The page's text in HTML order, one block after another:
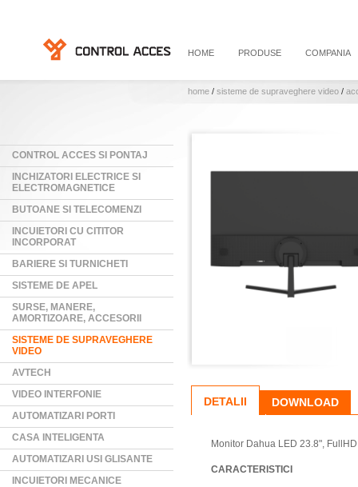
HOME PRODUSE COMPANIA
home / sisteme de supraveghere video /
CONTROL ACCES SI PONTAJ
INCHIZATORI ELECTRICE SI
ELECTROMAGNETICE
BUTOANE SI TELECOMENZI
INCUIETORI CU CITITOR
INCORPORAT
BARIERE SI TURNICHETI
SISTEME DE APEL
SURSE, MANERE,
AMORTIZOARE, ACCESORII
SISTEME DE SUPRAVEGHERE
VIDEO
AVTECH
VIDEO INTERFONIE
AUTOMATIZARI PORTI
CASA INTELIGENTA
AUTOMATIZARI USI GLISANTE
INCUIETORI MECANICE
DETALII DOWNLOAD
Monitor Dahua LED 23.8",
CARACTERISTICI